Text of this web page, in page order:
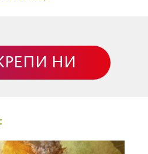
картината.
е да не се опитваме да
е остаряло. Както след
НИ